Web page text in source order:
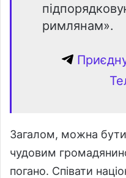
римлянам».
Загалом, можна
чудовим
погано. Співати